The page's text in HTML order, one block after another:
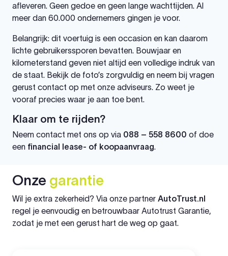
afleveren. Geen gedoe en geen lange wachttijden. Al
meer dan 60.000 ondernemers gingen je voor.
Belangrijk: dit voertuig is een occasion en kan daarom
lichte gebruikerssporen bevatten. Bouwjaar en
kilometerstand geven niet altijd een volledige indruk van
de staat. Bekijk de foto’s zorgvuldig en neem bij vragen
gerust contact op met onze adviseurs. Zo weet je
vooraf precies waar je aan toe bent.
Klaar om te rijden?
Neem contact met ons op via 088 – 558 8600 of doe
een financial lease- of koopaanvraag.
Onze garantie
Wil je extra zekerheid? Via onze partner AutoTrust.nl
regel je eenvoudig en betrouwbaar Autotrust Garantie,
zodat je met een gerust hart de weg op gaat.